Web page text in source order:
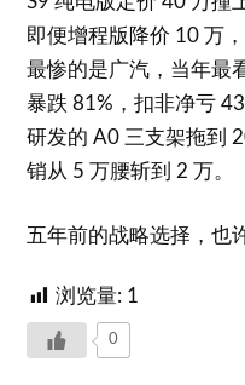
即便增程版降价 10 万
最惨的是广汽，当年最
暴跌 81%，扣非净亏
研发的 A0 三支架拖到
销从 5 万腰斩到 2 万。
五年前的战略选择，也
浏览量: 1
0